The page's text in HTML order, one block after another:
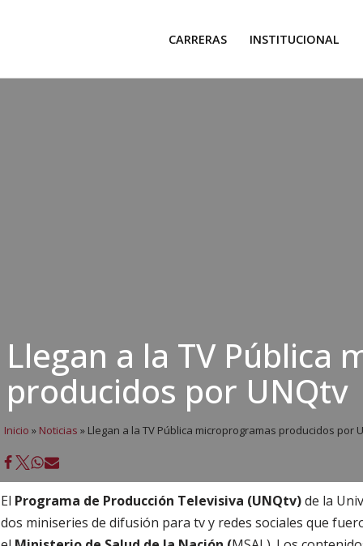
CARRERAS INSTITUCIONAL
Llegan a la TV Pública
producidos por UNQtv
Inicio » Noticias » Llegan a la TV Pública microprogramas producidos por
El Programa de Producción Televisiva (UNQtv)de la
dos miniseries de difusión para tv y redes sociales que